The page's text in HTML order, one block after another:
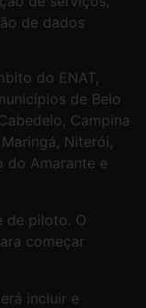
de dados
do ENAT,
de Belo
Campina
Niterói,
do Amarante e
de piloto. O
começar
incluir e